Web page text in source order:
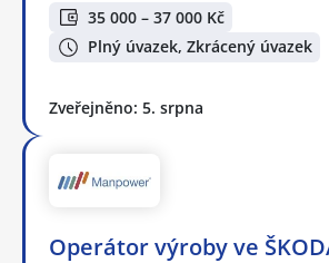
35 000 – 37 000 Kč
Plný úvazek, Zkrácený úvazek
Zveřejněno: 5. srpna
Operátor výroby ve